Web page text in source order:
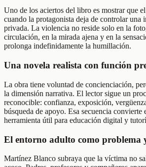
Uno de los aciertos del libro es mostrar que
cuando la protagonista deja de controlar una
privada. La violencia no reside solo en la
circulación, en la mirada ajena y en la
prolonga indefinidamente la humillación.
Una novela realista con función
La obra tiene voluntad de concienciación,
la dimensión narrativa. El lector sigue un
reconocible: confianza, exposición,
búsqueda de apoyo. Esa secuencia convierte
herramienta útil para educación digital y
El entorno adulto como problema
Martínez Blanco subraya que la víctima no